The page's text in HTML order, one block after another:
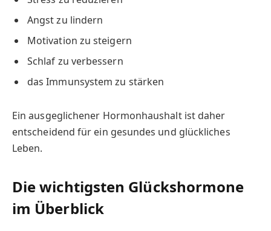
Angst zu lindern
Motivation zu steigern
Schlaf zu verbessern
das Immunsystem zu stärken
Ein ausgeglichener Hormonhaushalt ist daher
entscheidend für ein gesundes und glückliches
Leben.
Die wichtigsten Glückshormone
im Überblick